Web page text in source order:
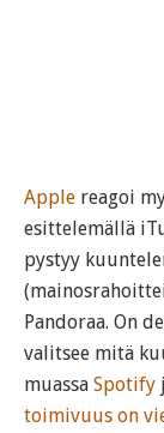
Apple reagoi
esittelemällä
pystyy
Pandoraa. On
valitsee mitä
muassa Spotify
toimivuus on